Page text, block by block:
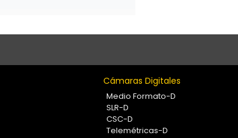
Cámaras Digitales
Medio Formato-D
SLR-D
CSC-D
Telemétricas-D